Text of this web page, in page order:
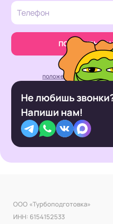
ПОЛУЧИТЬ
Нажимая кнопку,
положение об
Не любишь
Напиши нам!
ООО «Турбоподготовка»
ИНН: 6154152533